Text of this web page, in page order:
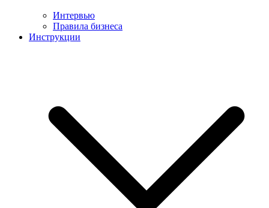
Интервью
Правила бизнеса
Инструкции